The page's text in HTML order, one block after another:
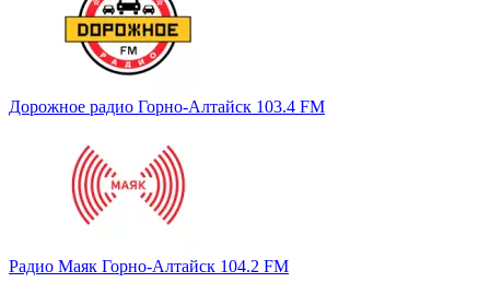
Дорожное радио Горно-Алтайск 103.4 FM
Радио Маяк Горно-Алтайск 104.2 FM